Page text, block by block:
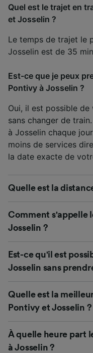
Quel est le trajet en
et Josselin ?
Le temps de trajet le
Josselin est de 35
Est-ce que je peux
Pontivy à Josselin ?
Oui, il est possible
sans changer de
à Josselin chaque
moins de services
la date exacte de
Quelle est la
Comment s'appelle
Josselin ?
Est-ce qu'il est
Josselin sans
Quelle est la
Pontivy et Josselin ?
À quelle heure part
à Josselin ?